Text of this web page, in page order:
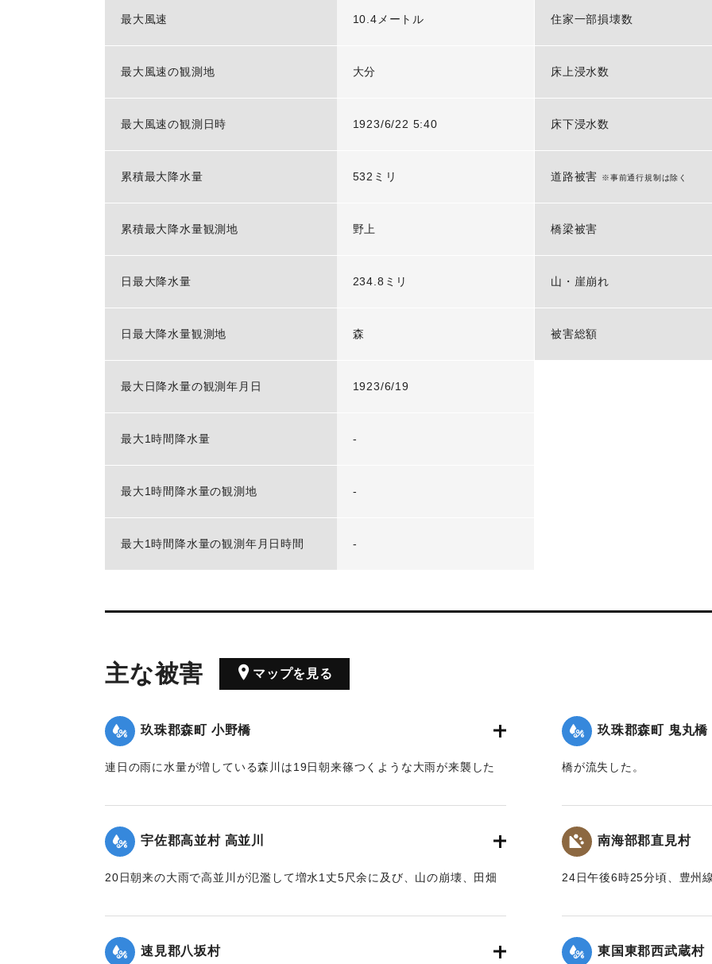
最大風速 10.4メートル
最大風速の観測地 大分
最大風速の観測日時 1923/6/22 5:40
累積最大降水量 532ミリ
累積最大降水量観測地 野上
日最大降水量 234.8ミリ
日最大降水量観測地 森
最大日降水量の観測年月日 1923/6/19
最大1時間降水量 -
最大1時間降水量の観測地 -
最大1時間降水量の観測年月日時間 -
住家一部損壊数
床上浸水数
床下浸水数
道路被害 ※事前通行規制は除く
橋梁被害
山・崖崩れ
被害総額
主な被害 マップを見る
玖珠郡森町 小野橋
連日の雨に水量が増している森川は19日朝来篠つくような大雨が来襲した
となり、小野、鬼丸の2橋はたちまち流失したため、寺々の鐘を乱打し、消
防夫は川沿いの家々に馳せ、家財を片付け、材木の始末をするなどなかなか
の大騒ぎとなった。森水電は各所に200燭の電灯を転じ便宜を与えた。
【出典：大分新聞 大正12年6月24日朝刊8面】
玖珠郡森町 鬼丸橋
橋が流失した。
｜固有コード: 00275090
宇佐郡高並村 高並川
20日朝来の大雨で高並川が氾濫して増水1丈5尺余に及び、山の崩壊、田畑
ったくの杜絶の姿となったが、被害額は目下見込みが立っていない。
【出典：大分新聞 大正12年6月24日朝刊8面】
南海部郡直見村
24日午後6時25分頃、豊州
路を閉鎖した。そのため同
じく重岡発午後9時10分の
った。急報によって大分運
速見郡八坂村 東国東郡西武蔵村